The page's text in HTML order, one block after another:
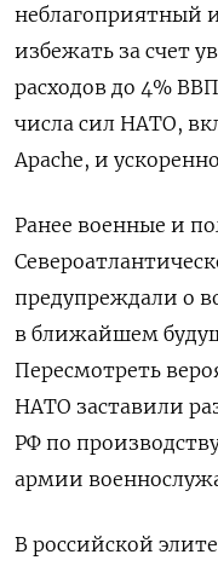
неблагоприятный
избежать за счет
расходов до 4%
числа сил НАТО,
Apache, и
Ранее военные и
предупреждали о
в ближайшем
Пересмотреть
НАТО заставили
РФ по
армии
В российской